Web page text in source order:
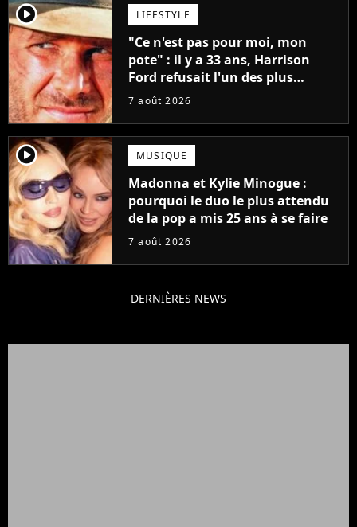
player2 LIFESTYLE
"Ce n'est pas pour moi, mon
pote" : il y a 33 ans, Harrison
Ford refusait l'un des plus
grands succès de tous les temps
7 août 2026
player2 MUSIQUE
Madonna et Kylie Minogue :
pourquoi le duo le plus attendu
de la pop a mis 25 ans à se faire
7 août 2026
DERNIÈRES NEWS